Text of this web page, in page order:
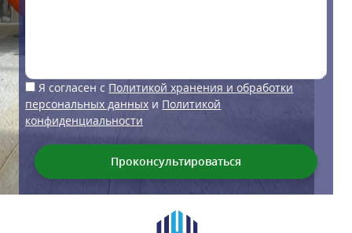
Я согласен с Политикой хранения и обработки
персональных данных и Политикой
конфиденциальности